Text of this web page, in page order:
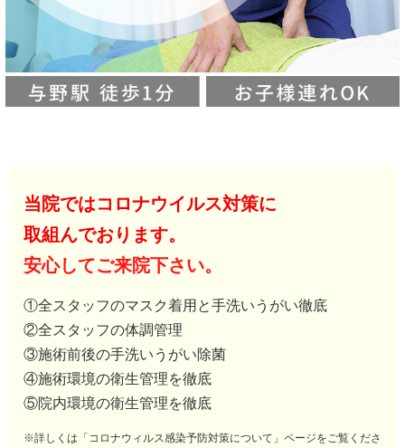
当院ではコロナウイルス対策に
取組んでおります。
安心してご来院下さい。
①全スタッフのマスク着用と手洗いうがい徹底
②全スタッフの体調管理
③施術前後の手洗いうがい除菌
④施術環境の衛生管理を徹底
⑤院内環境の衛生管理を徹底
※詳しくは「コロナウィルス感染予防対策について」ページをご覧くださ